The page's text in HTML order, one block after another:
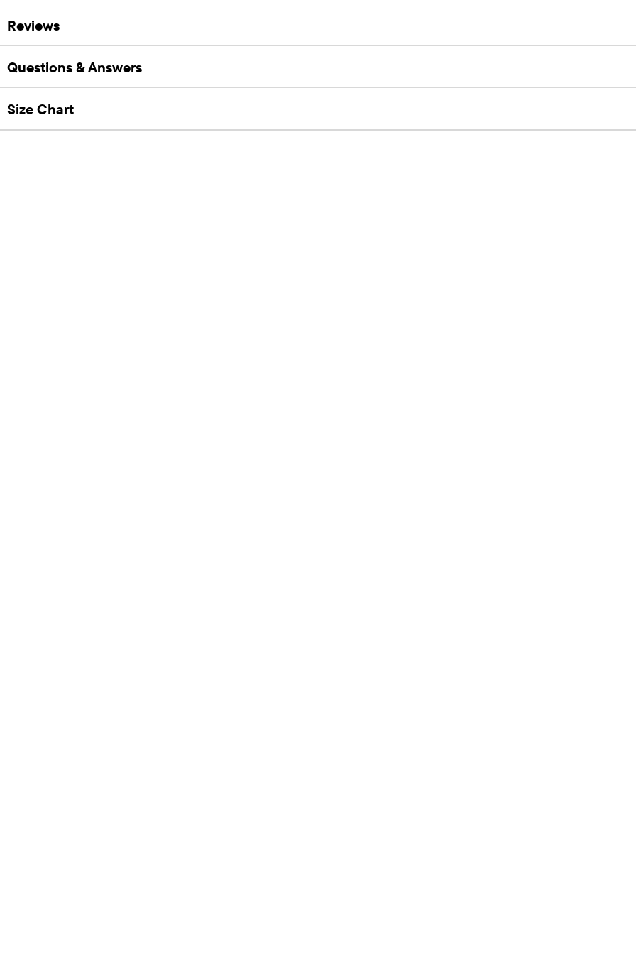
Reviews
Questions & Answers
Size Chart